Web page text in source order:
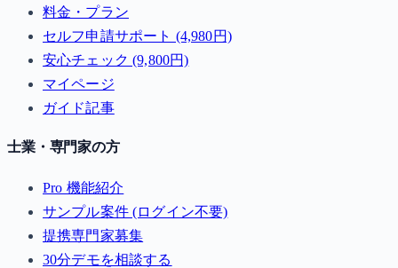
料金・プラン
セルフ申請サポート (4,980円)
安心チェック (9,800円)
マイページ
ガイド記事
士業・専門家の方
Pro 機能紹介
サンプル案件 (ログイン不要)
提携専門家募集
30分デモを相談する